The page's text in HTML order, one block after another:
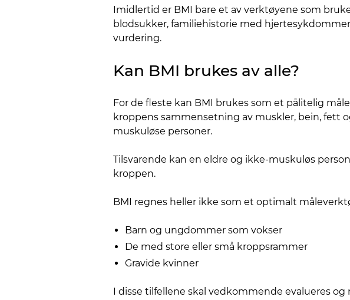
Imidlertid er BMI bare et av verktøyene som
blodsukker, familiehistorie med
vurdering.
Kan BMI brukes av alle?
For de fleste kan BMI brukes som et pålitelig
kroppens sammensetning av muskler, bein, fett
muskuløse personer.
Tilsvarende kan en eldre og ikke-muskuløs
kroppen.
BMI regnes heller ikke som et optimalt
Barn og ungdommer som vokser
De med store eller små kroppsrammer
Gravide kvinner
I disse tilfellene skal vedkommende evalueres